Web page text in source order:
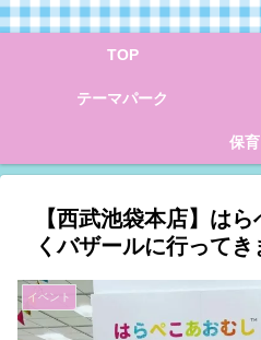
TOP
テーマパーク
保育
【西武池袋本店】は
くバザールに行って
イベント